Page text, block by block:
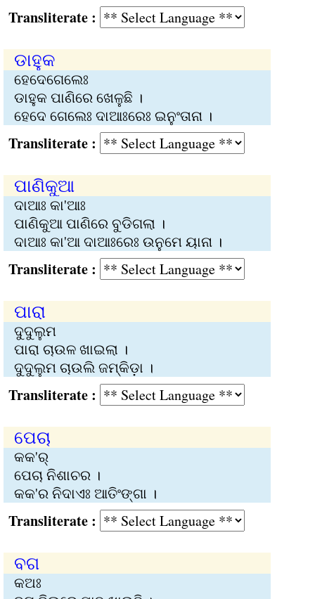
:
ଡାହୁକ
ହେଦେଗେଲେଃ
ଡାହୁକ ପାଣିରେ ଖେଳୁଛି ।
ହେଦେ ଗେଲେଃ ଦାଆଃରେଃ ଇନୁଂତାନା ।
:
ପାଣିକୁଆ
ଦାଆଃ କା'ଆଃ
ପାଣିକୁଆ ପାଣିରେ ବୁଡିଗଲା ।
ଦାଆଃ କା'ଆ ଦାଆଃରେଃ ଉନୁମେ ୟାନା ।
:
ପାରା
ଦୁଦୁଲୁମ
ପାରା ଚାଉଳ ଖାଇଲା ।
ଦୁଦୁଲୁମ ଚାଉଲି ଜମ୍‌କିଡ଼ା ।
:
ପେଚା
କକ'ର୍
ପେଚା ନିଶାଚର ।
କକ'ର ନିଦାଏଃ ଆତିଂଙ୍ଗା ।
:
ବଗ
କଅଃ